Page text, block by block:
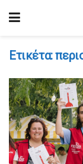
Ετικέτα: